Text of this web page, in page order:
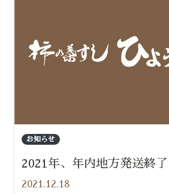
お知らせ
2021年、年内地方発送終
2021.12.18